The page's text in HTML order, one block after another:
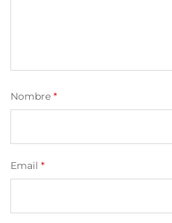
Nombre *
Email *